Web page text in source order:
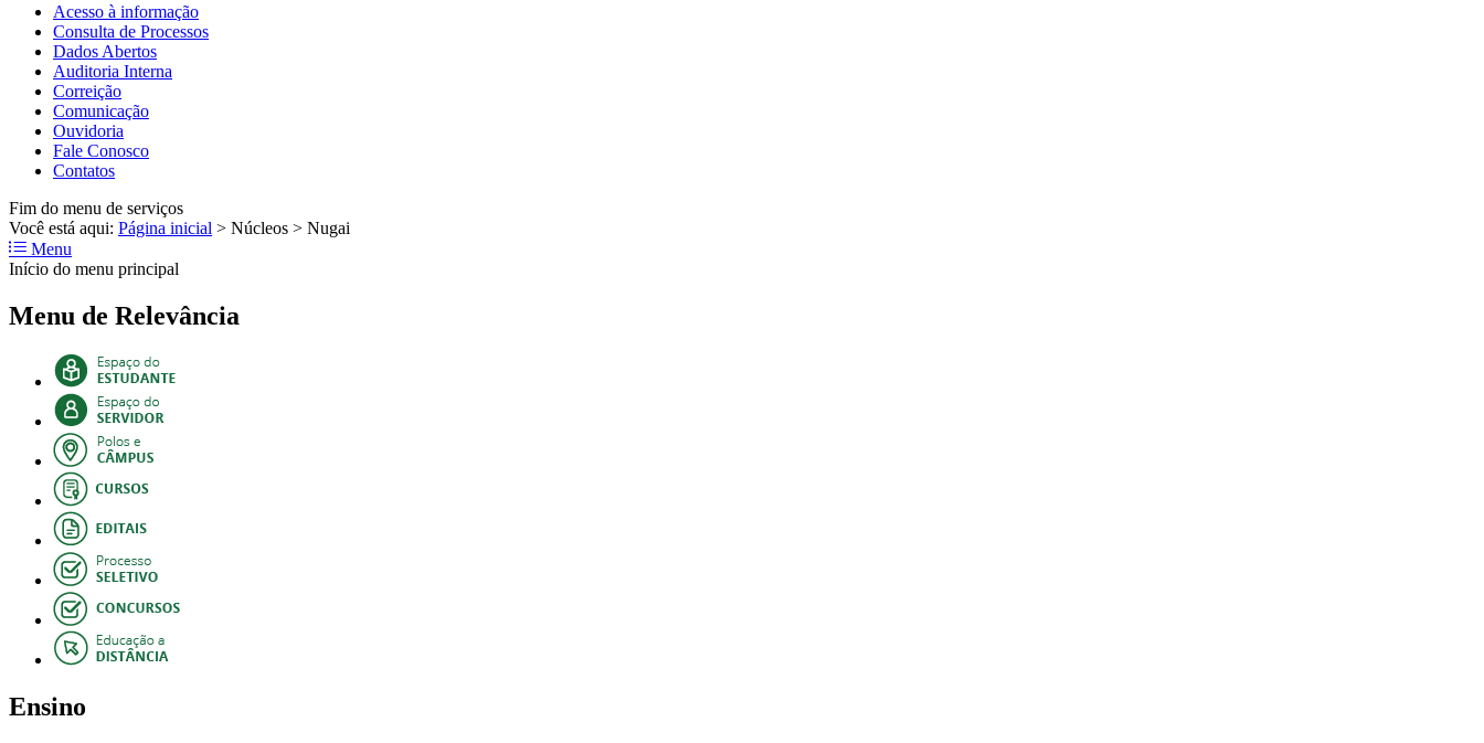
Acesso à informação
Consulta de Processos
Dados Abertos
Auditoria Interna
Correição
Comunicação
Ouvidoria
Fale Conosco
Contatos
Fim do menu de serviços
Você está aqui: Página inicial > Núcleos > Nugai
Menu
Início do menu principal
Menu de Relevância
Ensino